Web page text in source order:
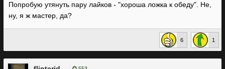
Попробую утянуть пару лайков - "хороша ложка к обеду". Не,
ну, я ж мастер, да?
6 1